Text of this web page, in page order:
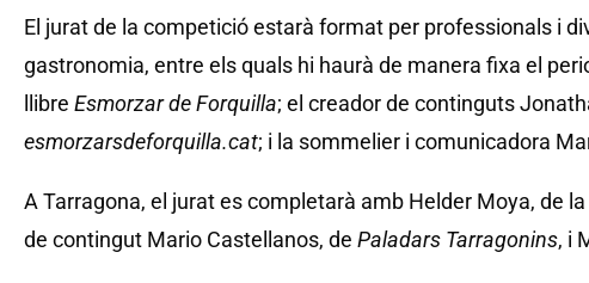
El jurat de la competició estarà format per professionals i
gastronomia, entre els quals hi haurà de manera fixa el
llibre Esmorzar de Forquilla; el creador de continguts
esmorzarsdeforquilla.cat; i la sommelier i comunicadora
A Tarragona, el jurat es completarà amb Helder Moya, de
de contingut Mario Castellanos, de Paladars Tarragonins, i